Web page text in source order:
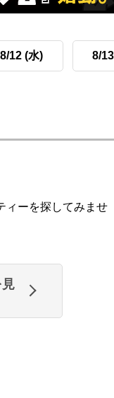
8/12 (水) 8/
ィーを探してみませ